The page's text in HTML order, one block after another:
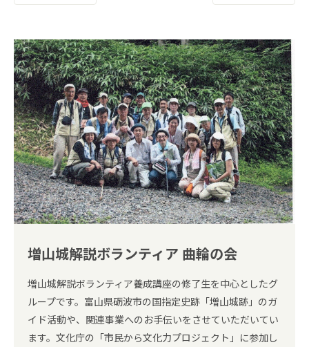
増山城解説ボランティア 曲輪の会
増山城解説ボランティア養成講座の修了生を中心としたグ
ループです。富山県砺波市の国指定史跡「増山城跡」のガ
イド活動や、関連事業へのお手伝いをさせていただいてい
ます。文化庁の「市民から文化力プロジェクト」に参加し